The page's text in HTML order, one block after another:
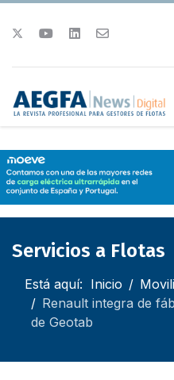
Servicios a Flotas
Está aquí: Inicio
Renault integra de
de Geotab